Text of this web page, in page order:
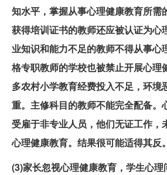
知水平，掌握从事心理健康教育所需
获得培训证书的教师还应被认证为心
业知识和能力不足的教师不得从事心
格专职教师的学校也被禁止开展心理
多农村小学教育经费投入不足，环境
重。主修科目的教师不能完全配备。
受雇于非专业人员，他们无证工作，
心理健康教育。结果很可能适得其反。
(3)家长忽视心理健康教育，学生心